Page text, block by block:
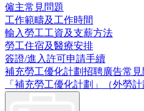
僱主常見問題
工作範疇及工作時間
輸入勞工工資及支薪方法
勞工住宿及醫療安排
簽證/進入許可申請手續
補充勞工優化計劃招聘廣告常見
「補充勞工優化計劃」（外勞